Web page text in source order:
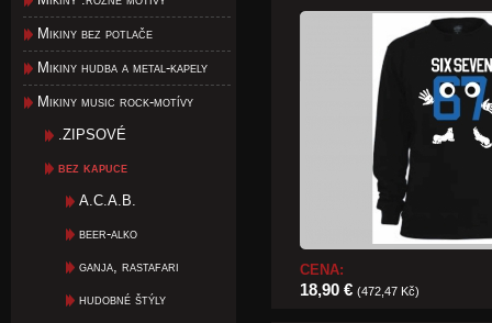
Mikiny bez potlače
Mikiny hudba a metal-kapely
Mikiny music rock-motívy
.ZIPSOVÉ
bez kapuce
A.C.A.B.
beer-alko
ganja, rastafari
hudobné štýly
CENA:
18,90 € (472,47 Kč)